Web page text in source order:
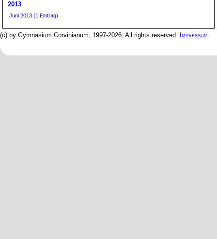
2013
Juni 2013 (1 Eintrag)
(c) by Gymnasium Corvinianum, 1997-2026; All rights reserved. Impressum